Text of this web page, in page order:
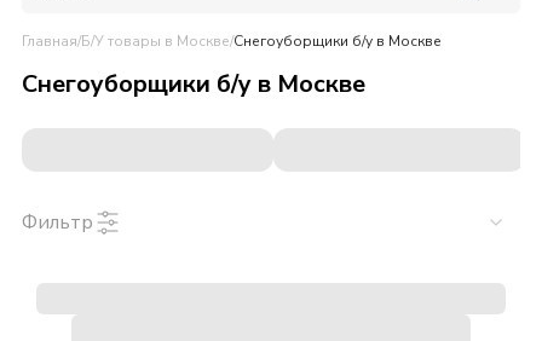
Главная/Б/У товары в Москве/Снегоуборщики б/у в Москве
Снегоуборщики б/у в Москве
Фильтр